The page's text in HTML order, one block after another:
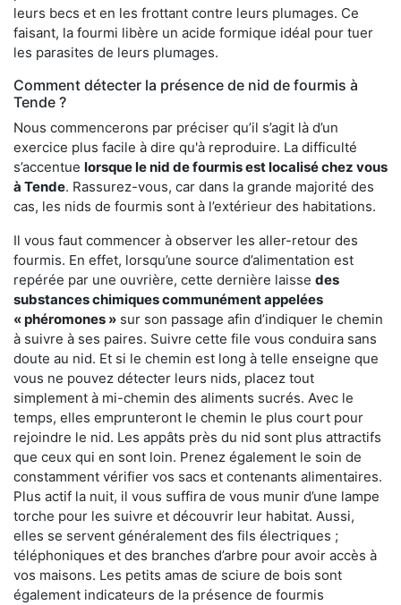
leurs becs et en les frottant contre leurs plumages. Ce
faisant, la fourmi libère un acide formique idéal pour tuer
les parasites de leurs plumages.
Comment détecter la présence de nid de fourmis à
Tende ?
Nous commencerons par préciser qu’il s’agit là d’un
exercice plus facile à dire qu'à reproduire. La difficulté
s’accentue lorsque le nid de fourmis est localisé chez vous
à Tende. Rassurez-vous, car dans la grande majorité des
cas, les nids de fourmis sont à l’extérieur des habitations.
Il vous faut commencer à observer les aller-retour des
fourmis. En effet, lorsqu’une source d’alimentation est
repérée par une ouvrière, cette dernière laisse des
substances chimiques communément appelées
« phéromones » sur son passage afin d’indiquer le chemin
à suivre à ses paires. Suivre cette file vous conduira sans
doute au nid. Et si le chemin est long à telle enseigne que
vous ne pouvez détecter leurs nids, placez tout
simplement à mi-chemin des aliments sucrés. Avec le
temps, elles emprunteront le chemin le plus court pour
rejoindre le nid. Les appâts près du nid sont plus attractifs
que ceux qui en sont loin. Prenez également le soin de
constamment vérifier vos sacs et contenants alimentaires.
Plus actif la nuit, il vous suffira de vous munir d’une lampe
torche pour les suivre et découvrir leur habitat. Aussi,
elles se servent généralement des fils électriques ;
téléphoniques et des branches d’arbre pour avoir accès à
vos maisons. Les petits amas de sciure de bois sont
également indicateurs de la présence de fourmis